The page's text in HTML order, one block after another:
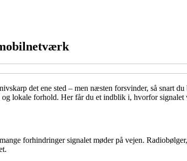
det ene sted – men næsten forsvinder, så
lokale forhold. Her får du et indblik i, hvorfor
forhindringer signalet møder på vejen.